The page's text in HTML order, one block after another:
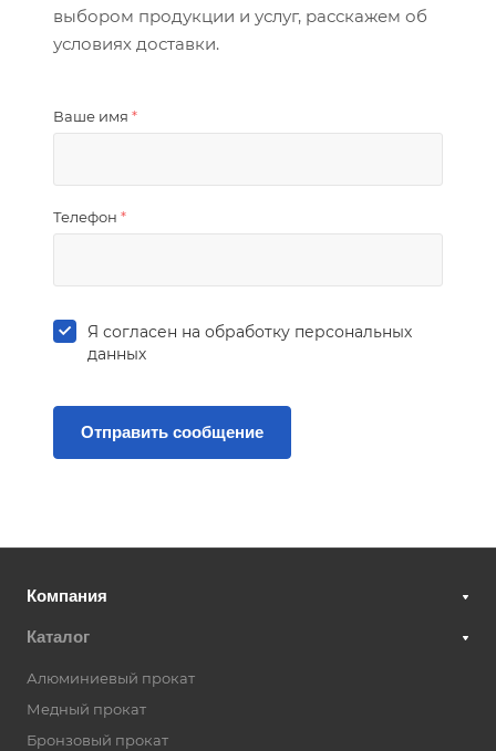
выбором продукции и услуг, расскажем об
условиях доставки.
Ваше имя *
Телефон *
Я согласен на обработку персональных
данных
Компания
Каталог
Алюминиевый прокат
Медный прокат
Бронзовый прокат